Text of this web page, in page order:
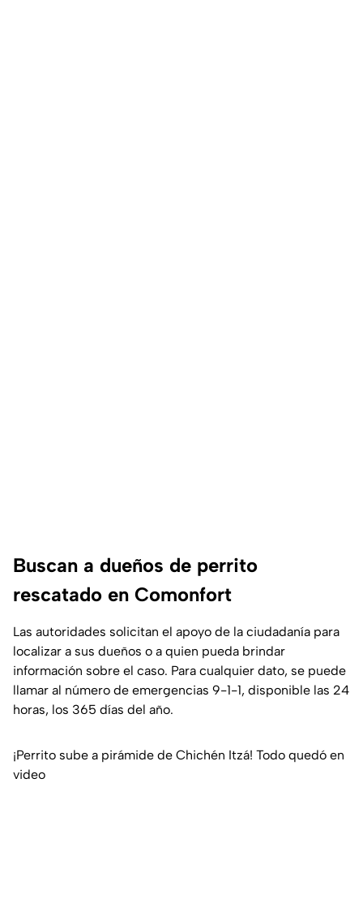
Buscan a dueños de perrito
rescatado en Comonfort
Las autoridades solicitan el apoyo de la ciudadanía para
localizar a sus dueños o a quien pueda brindar
información sobre el caso. Para cualquier dato, se puede
llamar al número de emergencias 9-1-1, disponible las 24
horas, los 365 días del año.
¡Perrito sube a pirámide de Chichén Itzá! Todo quedó en
video